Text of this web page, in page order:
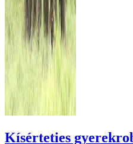
Kísérteties